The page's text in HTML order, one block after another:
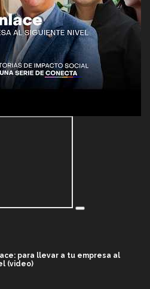
para llevar a tu empresa al
(video)